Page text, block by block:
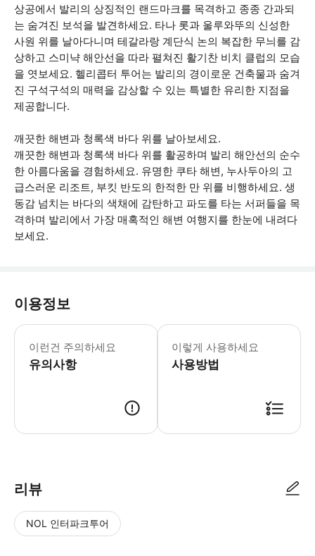
상공에서 발리의 상징적인 랜드마크를 목격하고 종종 간과되
는 숨겨진 보석을 발견하세요. 타나 롯과 울루와뚜의 신성한
사원 위를 날아다니며 테갈라랑 계단식 논의 복잡한 무늬를 감
상하고 스미냑 해안선을 따라 펼쳐진 활기찬 비치 클럽의 모습
을 엿보세요. 헬리콥터 투어는 발리의 경이로운 건축물과 숨겨
진 구석구석의 매력을 감상할 수 있는 특별한 유리한 지점을
제공합니다.
깨끗한 해변과 청록색 바다 위를 날아보세요.
깨끗한 해변과 청록색 바다 위를 활공하며 발리 해안선의 순수
한 아름다움을 경험하세요. 유명한 쿠타 해변, 누사두아의 고
급스러운 리조트, 부킷 반도의 한적한 만 위를 비행하세요. 생
동감 넘치는 바다의 색채에 감탄하고 파도를 타는 서퍼들을 목
격하며 발리에서 가장 매혹적인 해변 여행지를 한눈에 내려다
보세요.
이용정보
이런건 주의하세요
유의사항
주문 후 체중과 여권 사진을 예약 바
이렇게 사용하세요
사용방법
리뷰
NOL 인터파크투어